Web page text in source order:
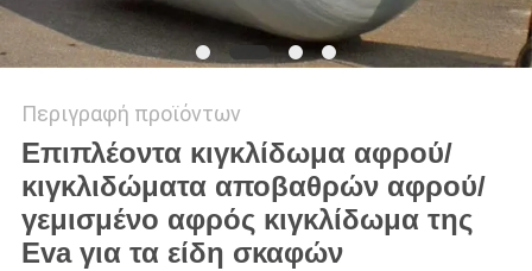
Περιγραφή προϊόντων
Επιπλέοντα κιγκλίδωμα αφρού/
κιγκλιδώματα αποβαθρών αφρού/
γεμισμένο αφρός κιγκλίδωμα της
Eva για τα είδη σκαφών